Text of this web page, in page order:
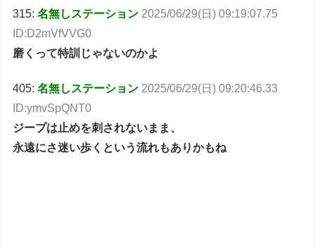
315:名無しステーション 2025/06/29(日) 09:19:07.75
ID:D2mVfVVG0
磨くって特訓じゃないのかよ
405:名無しステーション 2025/06/29(日) 09:20:46.33
ID:ymvSpQNT0
ジープは止めを刺されないまま、
永遠にさ迷い歩くという流れもありかもね